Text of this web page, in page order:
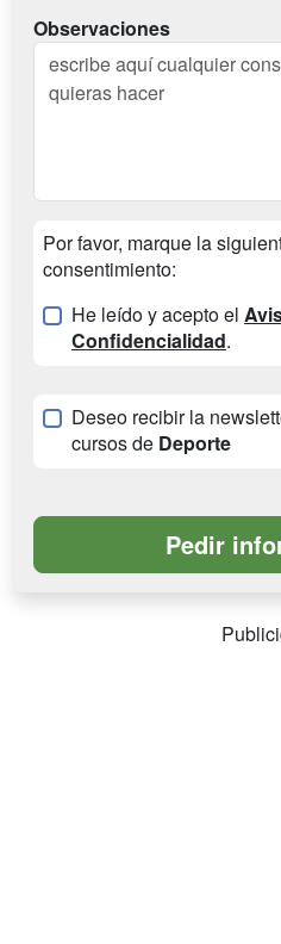
Observaciones
Por favor, marque la
consentimiento:
He leído y acepto el
Confidencialidad.
Deseo recibir la
cursos de Deporte